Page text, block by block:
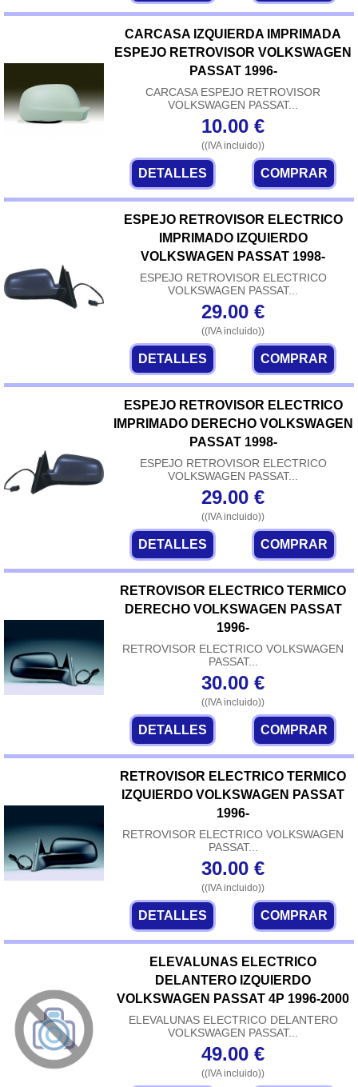
CARCASA IZQUIERDA IMPRIMADA
ESPEJO RETROVISOR VOLKSWAGEN
PASSAT 1996-
CARCASA ESPEJO RETROVISOR
VOLKSWAGEN PASSAT...
10.00 €
((IVA incluido))
DETALLES COMPRAR
ESPEJO RETROVISOR ELECTRICO
IMPRIMADO IZQUIERDO
VOLKSWAGEN PASSAT 1998-
ESPEJO RETROVISOR ELECTRICO
VOLKSWAGEN PASSAT...
29.00 €
((IVA incluido))
DETALLES COMPRAR
ESPEJO RETROVISOR ELECTRICO
IMPRIMADO DERECHO VOLKSWAGEN
PASSAT 1998-
ESPEJO RETROVISOR ELECTRICO
VOLKSWAGEN PASSAT...
29.00 €
((IVA incluido))
DETALLES COMPRAR
RETROVISOR ELECTRICO TERMICO
DERECHO VOLKSWAGEN PASSAT
1996-
RETROVISOR ELECTRICO VOLKSWAGEN
PASSAT...
30.00 €
((IVA incluido))
DETALLES COMPRAR
RETROVISOR ELECTRICO TERMICO
IZQUIERDO VOLKSWAGEN PASSAT
1996-
RETROVISOR ELECTRICO VOLKSWAGEN
PASSAT...
30.00 €
((IVA incluido))
DETALLES COMPRAR
ELEVALUNAS ELECTRICO
DELANTERO IZQUIERDO
VOLKSWAGEN PASSAT 4P 1996-2000
ELEVALUNAS ELECTRICO DELANTERO
VOLKSWAGEN PASSAT...
49.00 €
((IVA incluido))